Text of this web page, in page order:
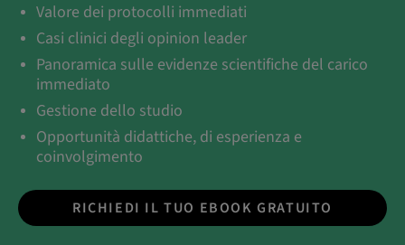
Valore dei protocolli immediati
Casi clinici degli opinion leader
Panoramica sulle evidenze scientifiche del carico
immediato
Gestione dello studio
Opportunità didattiche, di esperienza e
coinvolgimento
RICHIEDI IL TUO EBOOK GRATUITO